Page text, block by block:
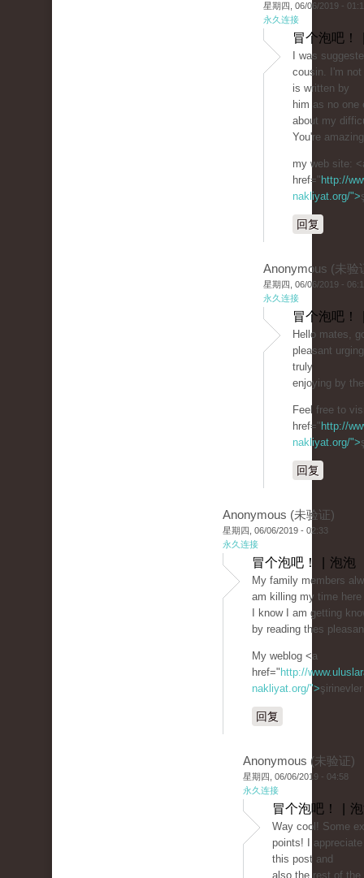
星期四, 06/06/2019 -
永久连接
冒个泡吧！
I was
cousin. I'm
is written by
him as no one
about my
You're
my web site:
href=" http://
nakliyat.org/">
回复
Anonymous (未验
星期四, 06/06/2019 -
永久连接
冒个泡吧！
Hello mates,
pleasant
truly
enjoying by
Feel free to
href=" http://
nakliyat.org/">
回复
Anonymous (未验证)
星期四, 06/06/2019 - 02:33
永久连接
冒个泡吧！ | 泡泡
My family members
am killing my time
I know I am getting
by reading thes
My weblog <a
href=" http://
nakliyat.org/">
回复
Anonymous (未验证)
星期四, 06/06/2019 - 04:58
永久连接
冒个泡吧！ |
Way cool! Some
points! I
this post and
also the rest of